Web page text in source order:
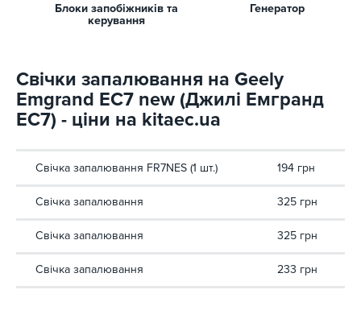
Блоки запобіжників та
керування
Генератор
Свічки запалювання на Geely
Emgrand EC7 new (Джилі Емгранд
ЕС7) - ціни на kitaec.ua
Свічка запалювання FR7NES (1 шт.) 194 грн
Свічка запалювання 325 грн
Свічка запалювання 325 грн
Свічка запалювання 233 грн